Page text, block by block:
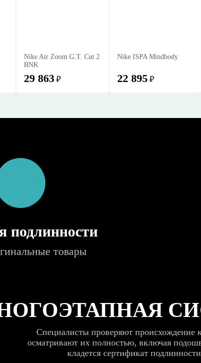
Nike Air Zoom G.T. Cut 2
BNK
29 863 ₽
Nike ISPA Mindbody
22 895₽
подлинности
товары
Специалисты проверяют происхождение
осматривают их полностью, включая
кладется сертификат